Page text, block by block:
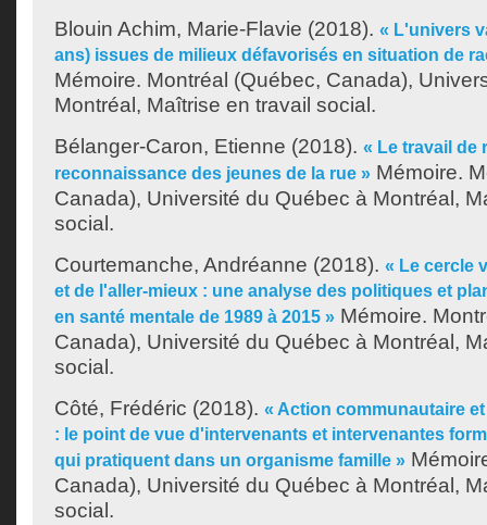
Blouin Achim, Marie-Flavie (2018). « L'univers
ans) issues de milieux défavorisés en situation de
Mémoire. Montréal (Québec, Canada),
Montréal, Maîtrise en travail social.
Bélanger-Caron, Etienne (2018). « Le travail de
reconnaissance des jeunes de la rue » Mémoire.
Canada), Université du Québec à Montréal,
social.
Courtemanche, Andréanne (2018). « Le cercle
et de l'aller-mieux : une analyse des politiques et
en santé mentale de 1989 à 2015 » Mémoire.
Canada), Université du Québec à Montréal,
social.
Côté, Frédéric (2018). « Action communautaire
: le point de vue d'intervenants et intervenantes
qui pratiquent dans un organisme famille »
Canada), Université du Québec à Montréal,
social.